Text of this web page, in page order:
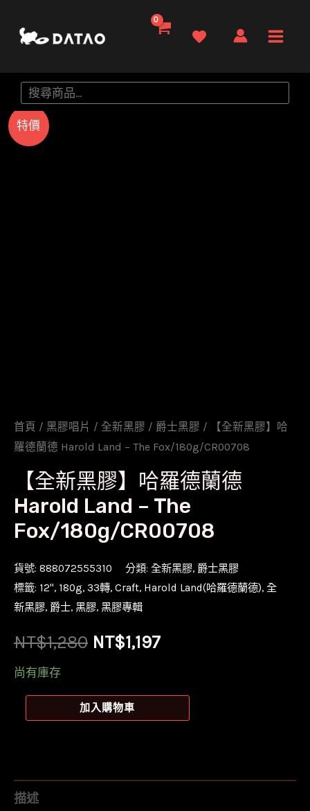
要
容
Menu
搜
尋
特價
首頁 / 黑膠唱片 / 全新黑膠 / 爵士黑膠 / 【全新黑膠】哈
羅德蘭德 Harold Land – The Fox/180g/CR00708
【全新黑膠】哈羅德蘭德
Harold Land – The
Fox/180g/CR00708
貨號: 888072555310 分類: 全新黑膠, 爵士黑膠
標籤: 12'', 180g, 33轉, Craft, Harold Land(哈羅德蘭德), 全
新黑膠, 爵士, 黑膠, 黑膠專輯
NT$1,280 原
價
NT$1,197目
尚有庫存
哈
加入購物車
描述